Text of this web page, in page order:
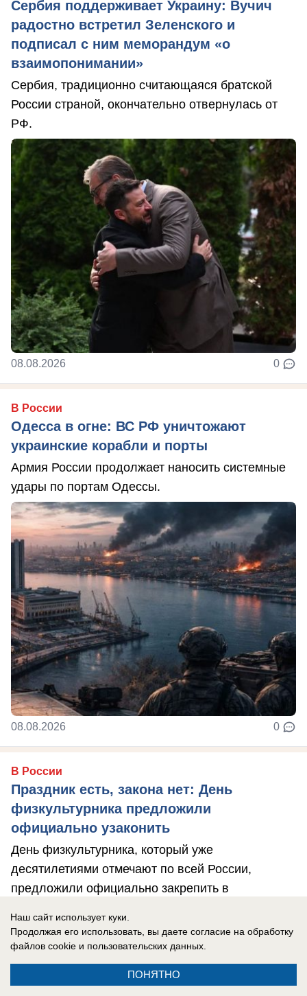
Сербия поддерживает Украину: Вучич
радостно встретил Зеленского и
подписал с ним меморандум «о
взаимопонимании»
Сербия, традиционно считающаяся братской
России страной, окончательно отвернулась от
РФ.
08.08.2026 0
В России
Одесса в огне: ВС РФ уничтожают
украинские корабли и порты
Армия России продолжает наносить системные
удары по портам Одессы.
08.08.2026 0
В России
Праздник есть, закона нет: День
физкультурника предложили
официально узаконить
День физкультурника, который уже
десятилетиями отмечают по всей России,
предложили официально закрепить в
Наш сайт использует куки.
Продолжая его использовать, вы даете согласие на обработку
файлов cookie и пользовательских данных.
ПОНЯТНО